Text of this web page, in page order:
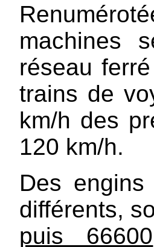
machines
réseau
trains de
km/h des
120 km/h.
Des
différents,
puis 66600